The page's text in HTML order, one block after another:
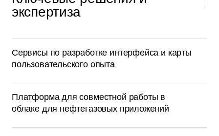
экспертиза
Сервисы по разработке интерфейса и карты
пользовательского опыта
Платформа для совместной работы в
облаке для нефтегазовых приложений